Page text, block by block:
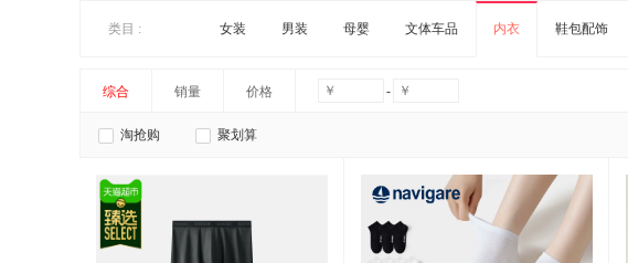
类目 : 女装 男装 母婴 文体车品 内衣 鞋包配饰
综合 销量 价格 -
淘抢购 聚划算